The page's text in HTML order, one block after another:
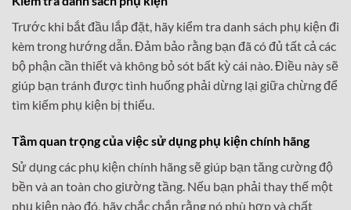
Trước khi bắt đầu lắp đặt, hãy kiểm tra danh sách phụ kiện đi
kèm trong hướng dẫn. Đảm bảo rằng bạn đã có đủ tất cả các
bộ phận cần thiết và không bỏ sót bất kỳ cái nào. Điều này sẽ
giúp bạn tránh được tình huống phải dừng lại giữa chừng để
tìm kiếm phụ kiện bị thiếu.
Tầm quan trọng của việc sử dụng phụ kiện chính hãng
Sử dụng các phụ kiện chính hãng sẽ giúp bạn tăng cường độ
bền và an toàn cho giường tầng. Nếu bạn phải thay thế một
phụ kiện nào đó, hãy chắc chắn rằng nó phù hợp và chất